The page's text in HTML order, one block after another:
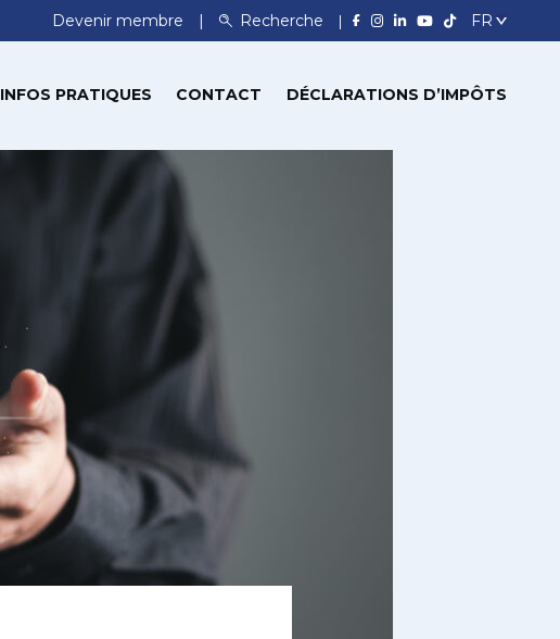
Devenir membre Recherche
INFOS PRATIQUES CONTACT DÉCLARATIONS D’IMPÔTS